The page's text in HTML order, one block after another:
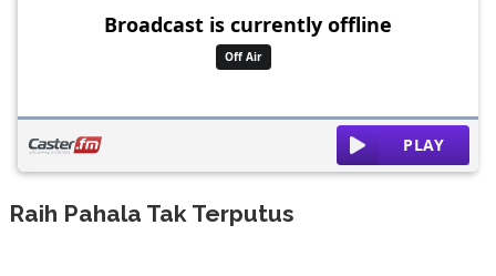
Raih Pahala Tak Terputus